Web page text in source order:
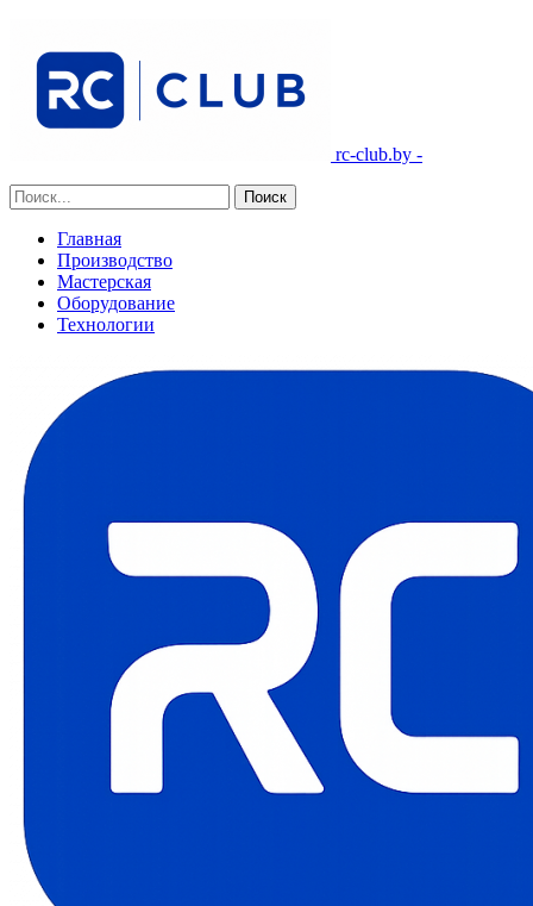
rc-club.by -
Главная
Производство
Мастерская
Оборудование
Технологии